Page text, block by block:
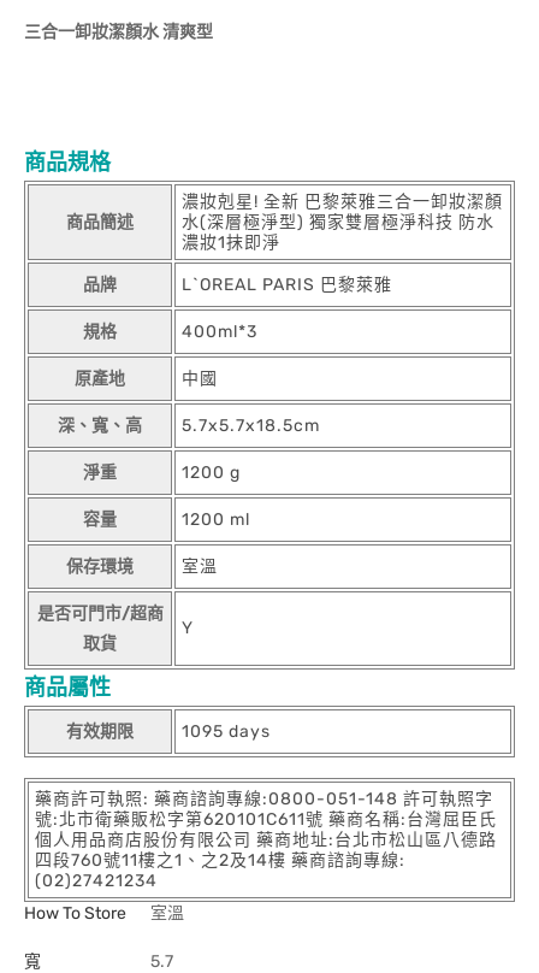
三合一卸妝潔顏水清爽型
商品規格
商品簡述
濃妝剋星! 全新 巴黎萊雅三合一卸妝潔顏
水(深層極淨型) 獨家雙層極淨科技 防水
濃妝1抹即淨
品牌 L`OREAL PARIS 巴黎萊雅
規格 400ml*3
原產地 中國
深、寬、高 5.7x5.7x18.5cm
淨重 1200 g
容量 1200 ml
保存環境 室溫
是否可門市/超商
取貨
Y
商品屬性
有效期限 1095 days
藥商許可執照: 藥商諮詢專線:0800-051-148 許可執照字
號:北市衛藥販松字第620101C611號 藥商名稱:台灣屈臣氏
個人用品商店股份有限公司 藥商地址:台北市松山區八德路
四段760號11樓之1、之2及14樓 藥商諮詢專線:
(02)27421234
How To Store
室溫
寬 5.7